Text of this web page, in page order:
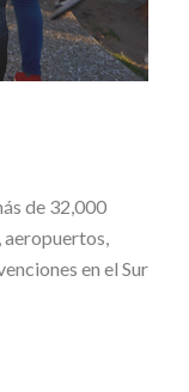
de 32,000
aeropuertos,
en el Sur